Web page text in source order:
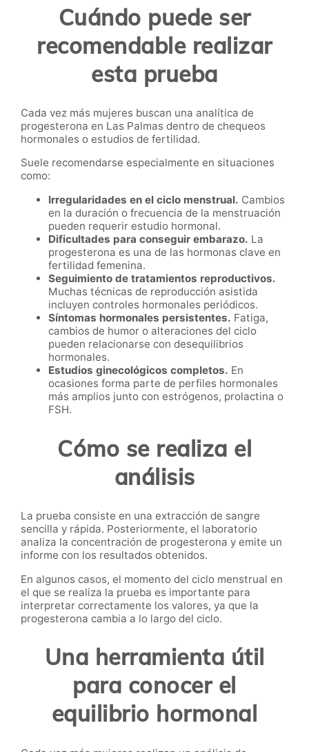
Cuándo puede ser
recomendable realizar
esta prueba
Cada vez más mujeres buscan una analítica de
progesterona en Las Palmas dentro de chequeos
hormonales o estudios de fertilidad.
Suele recomendarse especialmente en situaciones
como:
Irregularidades en el ciclo menstrual. Cambios
en la duración o frecuencia de la menstruación
pueden requerir estudio hormonal.
Dificultades para conseguir embarazo. La
progesterona es una de las hormonas clave en
fertilidad femenina.
Seguimiento de tratamientos reproductivos.
Muchas técnicas de reproducción asistida
incluyen controles hormonales periódicos.
Síntomas hormonales persistentes. Fatiga,
cambios de humor o alteraciones del ciclo
pueden relacionarse con desequilibrios
hormonales.
Estudios ginecológicos completos. En
ocasiones forma parte de perfiles hormonales
más amplios junto con estrógenos, prolactina o
FSH.
Cómo se realiza el
análisis
La prueba consiste en una extracción de sangre
sencilla y rápida. Posteriormente, el laboratorio
analiza la concentración de progesterona y emite un
informe con los resultados obtenidos.
En algunos casos, el momento del ciclo menstrual en
el que se realiza la prueba es importante para
interpretar correctamente los valores, ya que la
progesterona cambia a lo largo del ciclo.
Una herramienta útil
para conocer el
equilibrio hormonal